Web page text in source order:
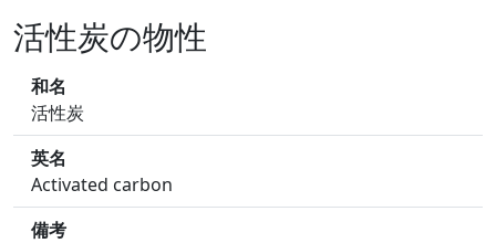
活性炭の物性
和名
活性炭
英名
Activated carbon
備考